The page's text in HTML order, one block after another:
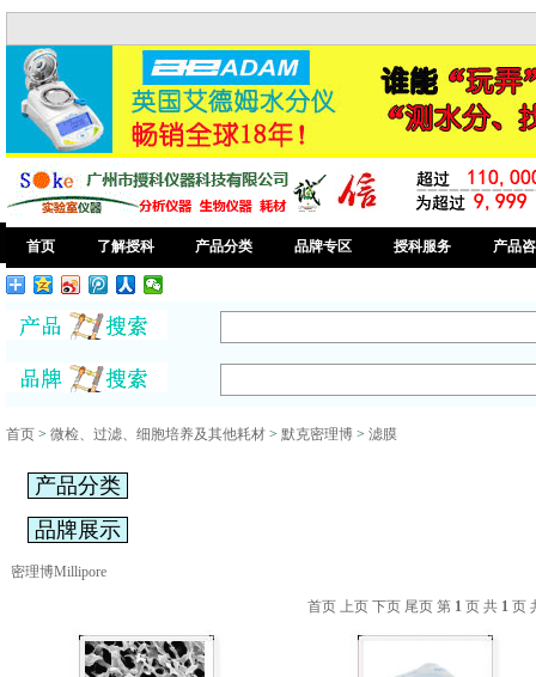
首页 了解授科 产品分类 品牌专区 授科服务 产品
首页> 微检、过滤、细胞培养及其他耗材> 默克密理博> 滤膜
产品分类
品牌展示
密理博Millipore
首页 上页 下页 尾页 第 1 页 共 1 页